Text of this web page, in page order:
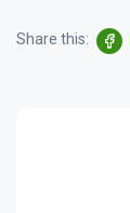
Share this: